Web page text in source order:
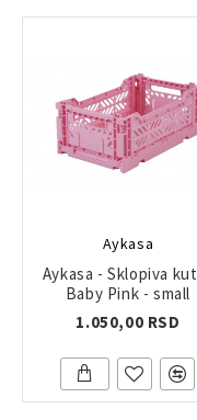
Aykasa
Aykasa - Sklopiva
Baby Pink - small
1.050,00 RSD